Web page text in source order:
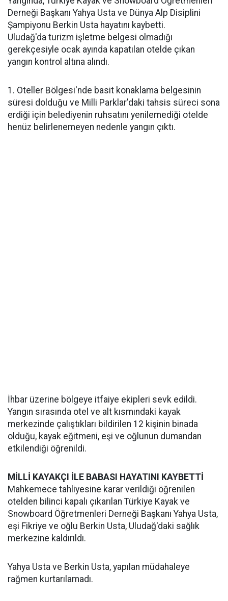
Derneği Başkanı Yahya Usta ve Dünya Alp Disiplini
Şampiyonu Berkin Usta hayatını kaybetti.
Uludağ'da turizm işletme belgesi olmadığı
gerekçesiyle ocak ayında kapatılan otelde çıkan
yangın kontrol altına alındı.
1. Oteller Bölgesi'nde basit konaklama belgesinin
süresi dolduğu ve Milli Parklar'daki tahsis süreci sona
erdiği için belediyenin ruhsatını yenilemediği otelde
henüz belirlenemeyen nedenle yangın çıktı.
İhbar üzerine bölgeye itfaiye ekipleri sevk edildi.
Yangın sırasında otel ve alt kısmındaki kayak
merkezinde çalıştıkları bildirilen 12 kişinin binada
olduğu, kayak eğitmeni, eşi ve oğlunun dumandan
etkilendiği öğrenildi.
MİLLİ KAYAKÇI İLE BABASI HAYATINI KAYBETTİ
Mahkemece tahliyesine karar verildiği öğrenilen
otelden bilinci kapalı çıkarılan Türkiye Kayak ve
Snowboard Öğretmenleri Derneği Başkanı Yahya Usta,
eşi Fikriye ve oğlu Berkin Usta, Uludağ'daki sağlık
merkezine kaldırıldı.
Yahya Usta ve Berkin Usta, yapılan müdahaleye
rağmen kurtarılamadı.